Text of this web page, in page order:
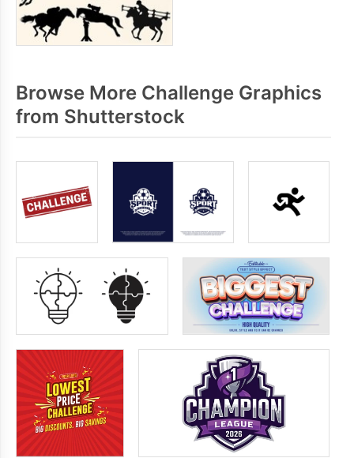
Browse More Challenge Graphics
from Shutterstock